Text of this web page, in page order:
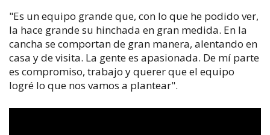
"Es un equipo grande que, con lo que he podido ver,
la hace grande su hinchada en gran medida. En la
cancha se comportan de gran manera, alentando en
casa y de visita. La gente es apasionada. De mí parte
es compromiso, trabajo y querer que el equipo
logré lo que nos vamos a plantear".